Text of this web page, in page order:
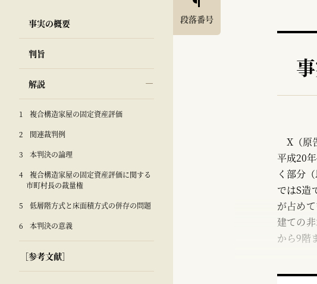
段落番号
事実の概要
判旨
解説
1 複合構造家屋の固定資産評価
2 関連裁判例
3 本判決の論理
4 複合構造家屋の固定資産評価に関する
市町村長の裁量権
5 低層階方式と床面積方式の併存の問題
6 本判決の意義
［参考文献］
X（原
平成20
く部分
ではS造
が占め
建ての
から9階